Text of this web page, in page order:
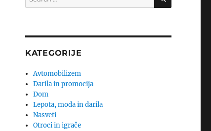
for:
KATEGORIJE
Avtomobilizem
Darila in promocija
Dom
Lepota, moda in darila
Nasveti
Otroci in igrače